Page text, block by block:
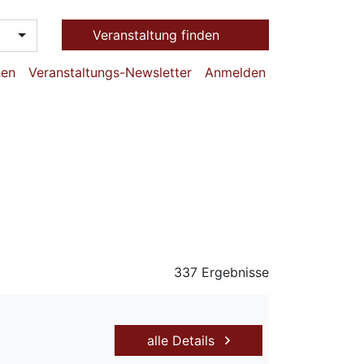
Veranstaltung finden
Veranstaltungs-Newsletter Anmelden
337 Ergebnisse
alle Details